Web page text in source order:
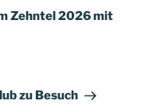
Zehntel 2026 mit
zu Besuch